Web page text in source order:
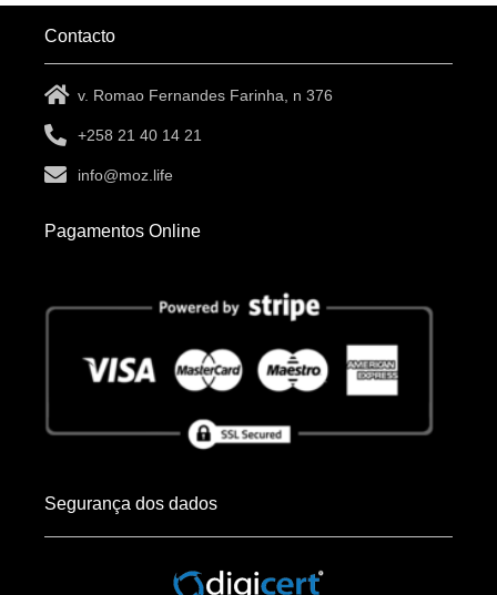
Contacto
v. Romao Fernandes Farinha, n 376
+258 21 40 14 21
info@moz.life
Pagamentos Online
Segurança dos dados